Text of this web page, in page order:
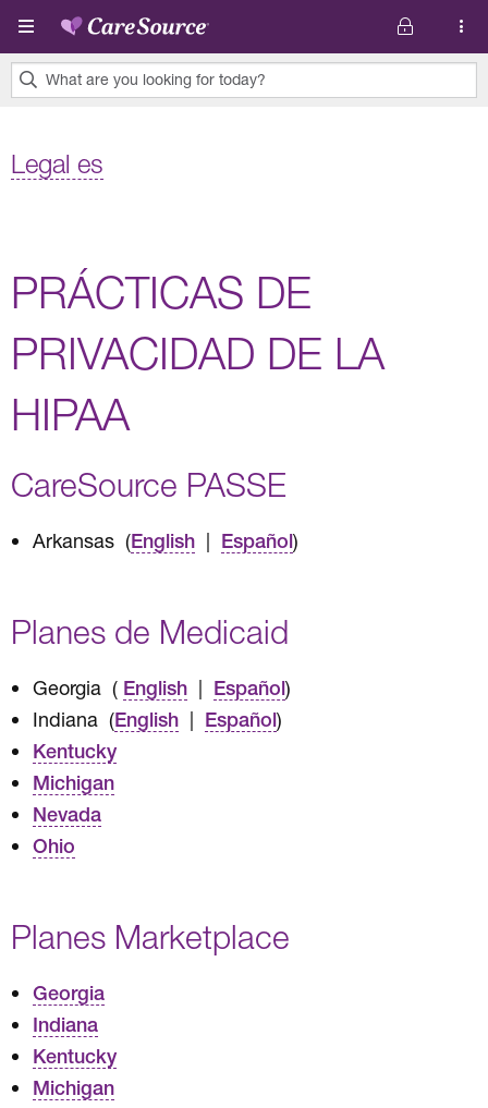
Pasar al contenido principal
What are you looking for today?
found.
Legal es
PRÁCTICAS DE
PRIVACIDAD DE LA
HIPAA
CareSource PASSE
Arkansas (English | Español)
Planes de Medicaid
Georgia ( English | Español)
Indiana (English | Español)
Kentucky
Michigan
Nevada
Ohio
Planes Marketplace
Georgia
Indiana
Kentucky
Michigan